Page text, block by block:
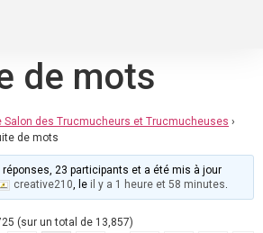
de mots
Salon des Trucmucheurs et Trucmucheuses ›
de mots
23 participants et a été mis à jour
creative210, le il y a 1 heure et 58 minutes.
(sur un total de 13,857)